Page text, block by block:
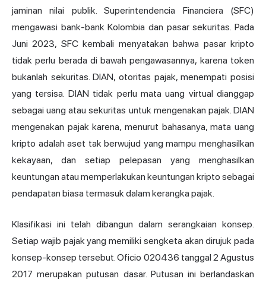
jaminan nilai publik. Superintendencia Financiera (SFC)
mengawasi bank-bank Kolombia dan pasar sekuritas. Pada
Juni 2023, SFC kembali menyatakan bahwa pasar kripto
tidak perlu berada di bawah pengawasannya, karena token
bukanlah sekuritas. DIAN, otoritas pajak, menempati posisi
yang tersisa. DIAN tidak perlu mata uang virtual dianggap
sebagai uang atau sekuritas untuk mengenakan pajak. DIAN
mengenakan pajak karena, menurut bahasanya, mata uang
kripto adalah aset tak berwujud yang mampu menghasilkan
kekayaan, dan setiap pelepasan yang menghasilkan
keuntungan atau memperlakukan keuntungan kripto sebagai
pendapatan biasa termasuk dalam kerangka pajak.
Klasifikasi ini telah dibangun dalam serangkaian konsep.
Setiap wajib pajak yang memiliki sengketa akan dirujuk pada
konsep-konsep tersebut. Oficio 020436 tanggal 2 Agustus
2017 merupakan putusan dasar. Putusan ini berlandaskan